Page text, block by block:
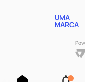
UMA
MARCA